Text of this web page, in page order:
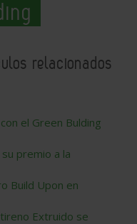
relacionados
el Green Bulding
premio a la
Build Upon en
Extruido se